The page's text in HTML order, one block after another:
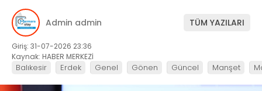
Admin admin TÜM YAZILARI
Giriş: 31-07-2026 23:36
Kaynak: HABER MERKEZİ
Balıkesir Erdek Genel Gönen Güncel Manşet